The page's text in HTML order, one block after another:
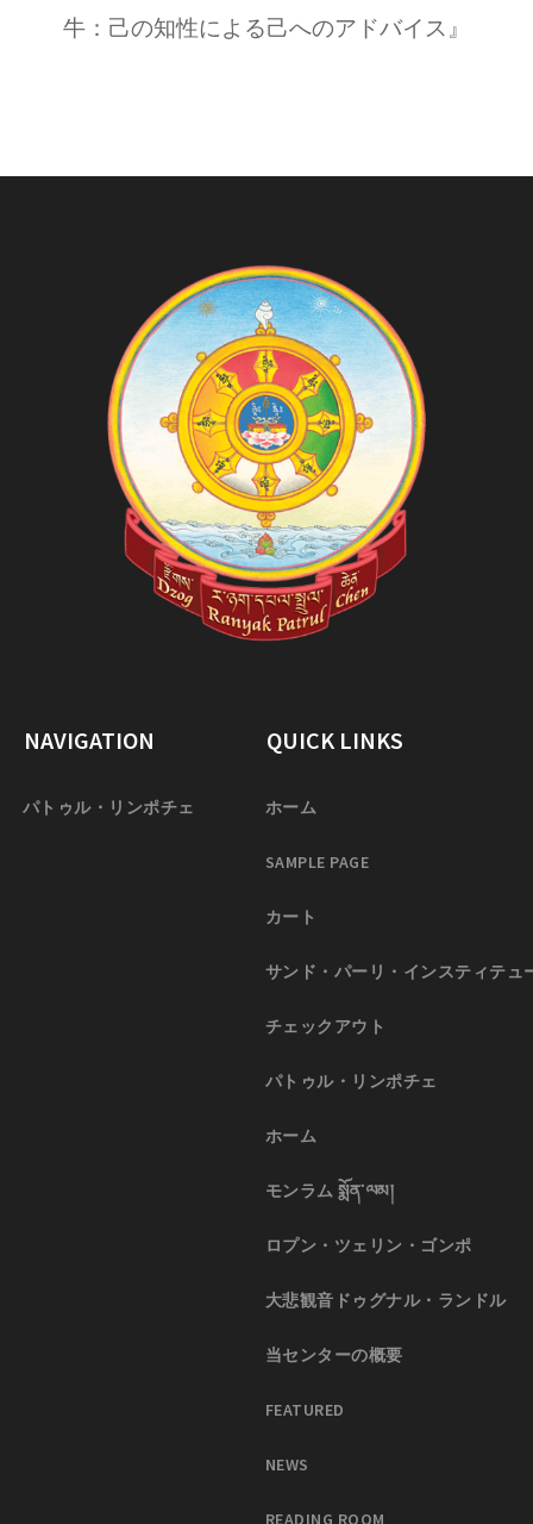
牛：己の知性による己へのアドバイス』
NAVIGATION
パトゥル・リンポチェ
QUICK LINKS
ホーム
SAMPLE PAGE
カート
サンド・パーリ・インスティテュ
チェックアウト
パトゥル・リンポチェ
ホーム
モンラム སྨོན་ལམ།
ロプン・ツェリン・ゴンポ
大悲観音ドゥグナル・ランドル
当センターの概要
FEATURED
NEWS
READING ROOM